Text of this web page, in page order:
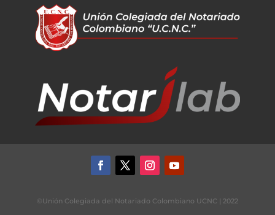
©Unión Colegiada del Notariado Colombiano UCNC | 2022